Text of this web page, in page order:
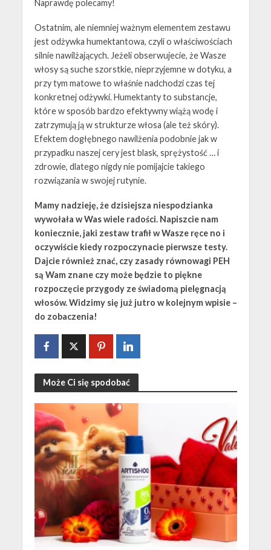
Naprawdę polecamy!
Ostatnim, ale niemniej ważnym elementem zestawu
jest odżywka humektantowa, czyli o właściwościach
silnie nawilżających. Jeżeli obserwujecie, że Wasze
włosy są suche szorstkie, nieprzyjemne w dotyku, a
przy tym matowe to właśnie nadchodzi czas tej
konkretnej odżywki. Humektanty to substancje,
które w sposób bardzo efektywny wiążą wodę i
zatrzymują ją w strukturze włosa (ale też skóry).
Efektem dogłębnego nawilżenia podobnie jak w
przypadku naszej cery jest blask, sprężystość … i
zdrowie, dlatego nigdy nie pomijajcie takiego
rozwiązania w swojej rutynie.
Mamy nadzieję, że dzisiejsza niespodzianka
wywołała w Was wiele radości. Napiszcie nam
koniecznie, jaki zestaw trafił w Wasze ręce no i
oczywiście kiedy rozpoczynacie pierwsze testy.
Dajcie również znać, czy zasady równowagi PEH
są Wam znane czy może będzie to piękne
rozpoczęcie przygody ze świadomą pielęgnacją
włosów. Widzimy się już jutro w kolejnym wpisie –
do zobaczenia!
Może Ci się spodobać